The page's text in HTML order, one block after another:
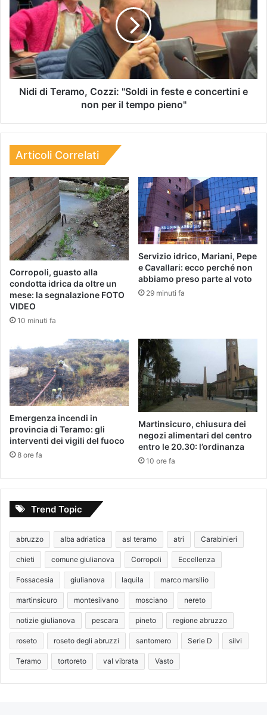
Nidi di Teramo, Cozzi: "Soldi in feste e concertini e
non per il tempo pieno"
Articoli Correlati
Corropoli, guasto alla
condotta idrica da oltre un
mese: la segnalazione FOTO
VIDEO
10 minuti fa
Servizio idrico, Mariani, Pepe
e Cavallari: ecco perché non
abbiamo preso parte al voto
29 minuti fa
Emergenza incendi in
provincia di Teramo: gli
interventi dei vigili del fuoco
8 ore fa
Martinsicuro, chiusura dei
negozi alimentari del centro
entro le 20.30: l’ordinanza
10 ore fa
Trend Topic
abruzzo alba adriatica asl teramo atri Carabinieri
chieti comune giulianova Corropoli Eccellenza
Fossacesia giulianova laquila marco marsilio
martinsicuro montesilvano mosciano nereto
notizie giulianova pescara pineto regione abruzzo
roseto roseto degli abruzzi santomero Serie D silvi
Teramo tortoreto val vibrata Vasto